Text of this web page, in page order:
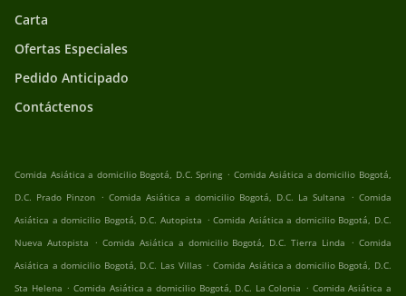
Carta
Ofertas Especiales
Pedido Anticipado
Contáctenos
Comida Asiática a domicilio Bogotá, D.C. Spring . Comida Asiática a domicilio Bogotá,
D.C. Prado Pinzon . Comida Asiática a domicilio Bogotá, D.C. La Sultana . Comida
Asiática a domicilio Bogotá, D.C. Autopista . Comida Asiática a domicilio Bogotá, D.C.
Nueva Autopista . Comida Asiática a domicilio Bogotá, D.C. Tierra Linda . Comida
Asiática a domicilio Bogotá, D.C. Las Villas . Comida Asiática a domicilio Bogotá, D.C.
Sta Helena . Comida Asiática a domicilio Bogotá, D.C. La Colonia . Comida Asiática a